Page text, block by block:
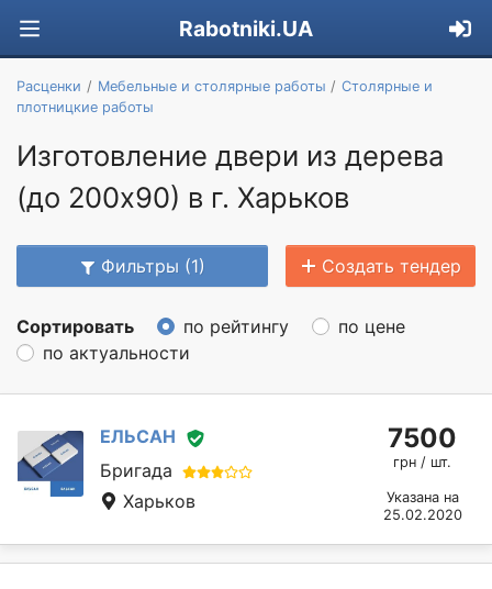
Rabotniki.UA
Расценки Мебельные и столярные работы
Столярные и
плотницкие работы
Изготовление двери из дерева
(до 200х90) в г. Харьков
Фильтры (1) Создать тендер
Сортировать по рейтингу
по цене
по актуальности
ЕЛЬСАН
Бригада
Харьков
7500
грн / шт.
Указана на
25.02.2020